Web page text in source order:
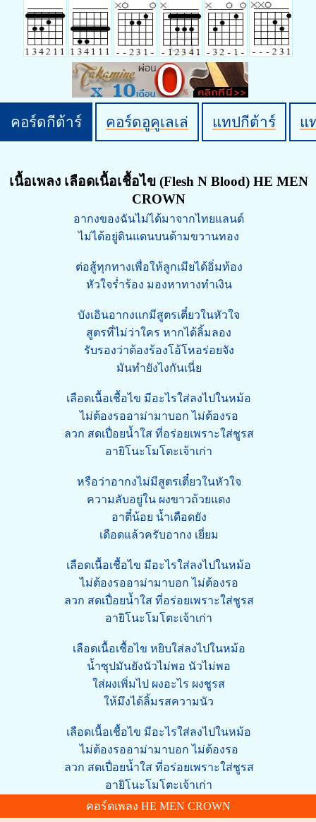
คอร์ดกีต้าร์ คอร์ดอูคูเลเล่ แทปกีต้าร์ แ
เนื้อเพลง เลือดเนื้อเชื้อไข (Flesh N Blood) HE MEN
CROWN
อากงของฉันไม่ได้มาจากไทยแลนด์
ไม่ได้อยู่ดินแดนบนด้ามขวานทอง
ต่อสู้ทุกทางเพื่อให้ลูกเมียได้อิ่มท้อง
หัวใจร่ำร้อง มองหาทางทำเงิน
บังเอินอากงแกมีสูตรเตี๋ยวในหัวใจ
สูตรที่ไม่ว่าใคร หากได้ลิ้มลอง
รับรองว่าต้องร้องโอ้โหอร่อยจัง
มันทำยังไงกันเนี่ย
เลือดเนื้อเชื้อไข มีอะไรใส่ลงไปในหม้อ
ไม่ต้องรออาม่ามาบอก ไม่ต้องรอ
ลวก สดเปื่อยน้ำใส ที่อร่อยเพราะใส่ชูรส
อายิโนะโมโตะเจ้าเก่า
หรือว่าอากงไม่มีสูตรเตี๋ยวในหัวใจ
ความลับอยู่ใน ผงขาวถ้วยแดง
อาตี๋น้อย น้ำเดือดยัง
เดือดแล้วครับอากง เยี่ยม
เลือดเนื้อเชื้อไข มีอะไรใส่ลงไปในหม้อ
ไม่ต้องรออาม่ามาบอก ไม่ต้องรอ
ลวก สดเปื่อยน้ำใส ที่อร่อยเพราะใส่ชูรส
อายิโนะโมโตะเจ้าเก่า
เลือดเนื้อเชื้อไข หยิบใส่ลงไปในหม้อ
น้ำซุปมันยังนัวไม่พอ นัวไม่พอ
ใส่ผงเพิ่มไป ผงอะไร ผงชูรส
ให้มึงได้ลิ้มรสความนัว
เลือดเนื้อเชื้อไข มีอะไรใส่ลงไปในหม้อ
ไม่ต้องรออาม่ามาบอก ไม่ต้องรอ
ลวก สดเปื่อยน้ำใส ที่อร่อยเพราะใส่ชูรส
อายิโนะโมโตะเจ้าเก่า
คอร์ดเพลง HE MEN CROWN